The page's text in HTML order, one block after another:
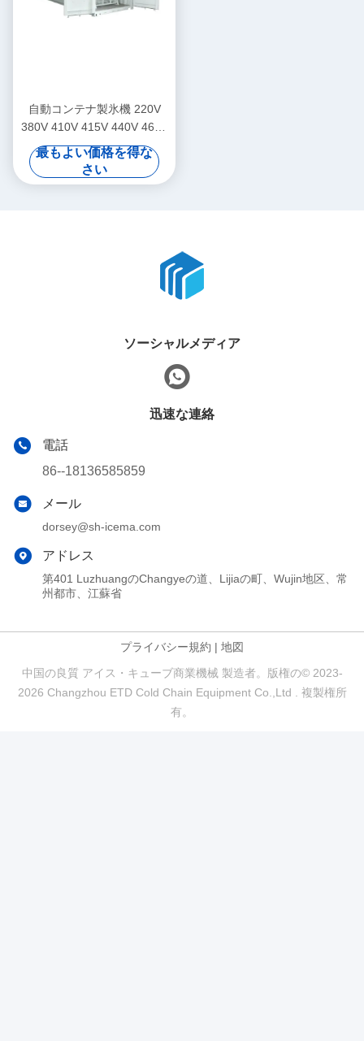
自動コンテナ製氷機 220V
380V 410V 415V 440V 460V
新鮮なシーフード販売氷漁業
最もよい価格を得な
さい
ソーシャルメディア
迅速な連絡
電話
86--18136585859
メール
dorsey@sh-icema.com
アドレス
第401 LuzhuangのChangyeの道、Lijiaの町、Wujin地区、常
州都市、江蘇省
プライバシー規約 | 地図
中国の良質 アイス・キューブ商業機械 製造者。版権の© 2023-
2026 Changzhou ETD Cold Chain Equipment Co.,Ltd . 複製権所
有。